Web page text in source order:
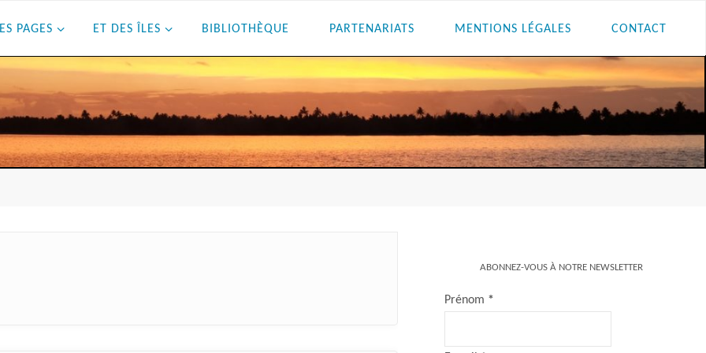
PAGES ET DES ÎLES BIBLIOTHÈQUE PARTENARIATS MENTIONS LÉGALES CONTACT
ABONNEZ-VOUS À NOTRE NEWSLETTER
Prénom *